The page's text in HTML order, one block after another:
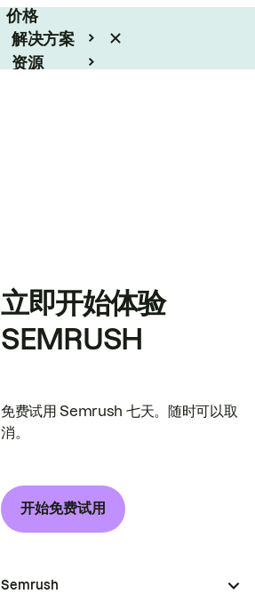
价格
解决方案
资源
立即开始体验
SEMRUSH
免费试用 Semrush 七天。随时可以取
消。
开始免费试用
Semrush